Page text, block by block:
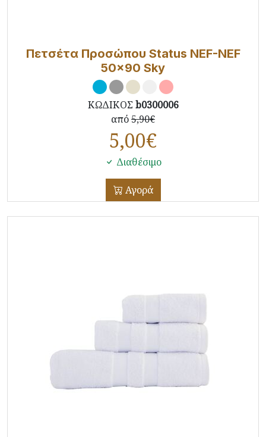
Πετσέτα Προσώπου Status NEF-NEF
50x90 Sky
ΚΩΔΙΚΟΣ b0300006
από5,90€
5,00€
Διαθέσιμο
Αγορά